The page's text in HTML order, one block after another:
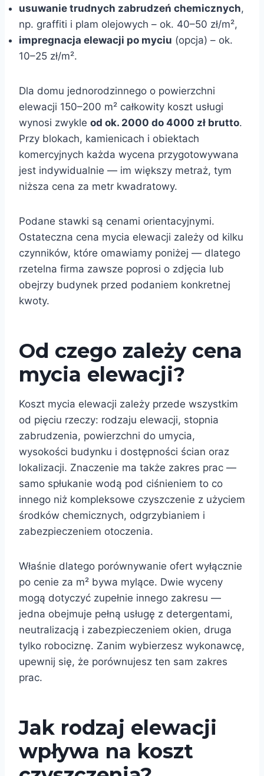
usuwanie trudnych zabrudzeń chemicznych,
np. graffiti i plam olejowych – ok. 40–50 zł/m²,
impregnacja elewacji po myciu (opcja) – ok.
10–25 zł/m².
Dla domu jednorodzinnego o powierzchni
elewacji 150–200 m² całkowity koszt usługi
wynosi zwykle od ok. 2000 do 4000 zł brutto.
Przy blokach, kamienicach i obiektach
komercyjnych każda wycena przygotowywana
jest indywidualnie — im większy metraż, tym
niższa cena za metr kwadratowy.
Podane stawki są cenami orientacyjnymi.
Ostateczna cena mycia elewacji zależy od kilku
czynników, które omawiamy poniżej — dlatego
rzetelna firma zawsze poprosi o zdjęcia lub
obejrzy budynek przed podaniem konkretnej
kwoty.
Od czego zależy cena
mycia elewacji?
Koszt mycia elewacji zależy przede wszystkim
od pięciu rzeczy: rodzaju elewacji, stopnia
zabrudzenia, powierzchni do umycia,
wysokości budynku i dostępności ścian oraz
lokalizacji. Znaczenie ma także zakres prac —
samo spłukanie wodą pod ciśnieniem to co
innego niż kompleksowe czyszczenie z użyciem
środków chemicznych, odgrzybianiem i
zabezpieczeniem otoczenia.
Właśnie dlatego porównywanie ofert wyłącznie
po cenie za m² bywa mylące. Dwie wyceny
mogą dotyczyć zupełnie innego zakresu —
jedna obejmuje pełną usługę z detergentami,
neutralizacją i zabezpieczeniem okien, druga
tylko robociznę. Zanim wybierzesz wykonawcę,
upewnij się, że porównujesz ten sam zakres
prac.
Jak rodzaj elewacji
wpływa na koszt